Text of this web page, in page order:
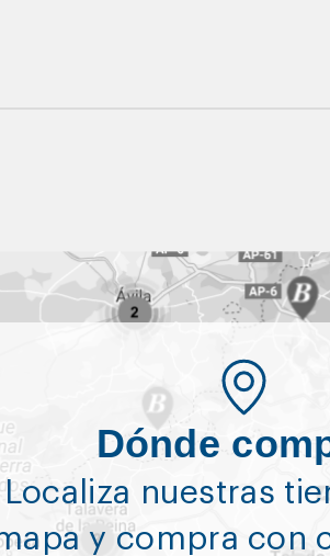
Dónde
Localiza nuestras
y compra con